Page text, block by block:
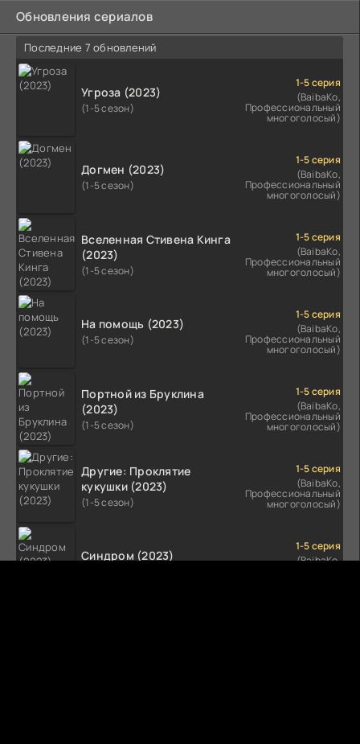
Обновления сериалов
Последние 7 обновлений
Угроза (2023)
(1-5 сезон)
1-5 серия
(BaibaKo,
Профессиональный
многоголосый)
Догмен (2023)
(1-5 сезон)
1-5 серия
(BaibaKo,
Профессиональный
многоголосый)
Вселенная Стивена Кинга
(2023)
(1-5 сезон)
1-5 серия
(BaibaKo,
Профессиональный
многоголосый)
На помощь (2023)
(1-5 сезон)
1-5 серия
(BaibaKo,
Профессиональный
многоголосый)
Портной из Бруклина
(2023)
(1-5 сезон)
1-5 серия
(BaibaKo,
Профессиональный
многоголосый)
Другие: Проклятие
кукушки (2023)
(1-5 сезон)
1-5 серия
(BaibaKo,
Профессиональный
многоголосый)
Синдром (2023)
1-5 серия
(BaibaKo,